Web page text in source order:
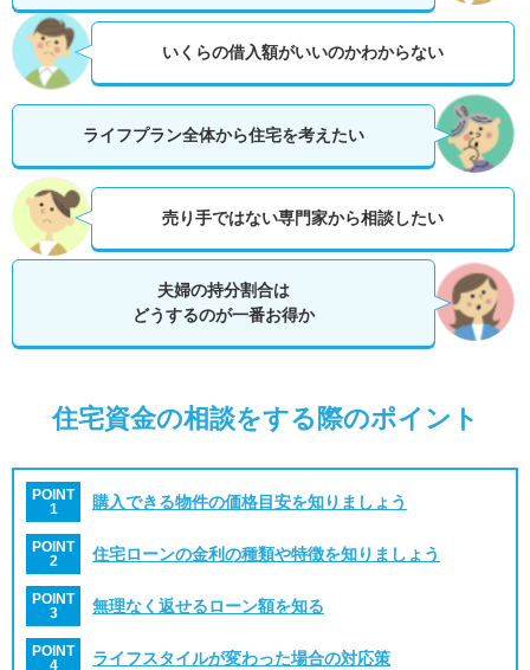
いくらの借入額がいいのかわからない
ライフプラン全体から住宅を考えたい
売り手ではない専門家から相談したい
夫婦の持分割合は
どうするのが一番お得か
住宅資金の相談をする際のポイント
POINT
1
購入できる物件の価格目安を知りましょう
POINT
2
住宅ローンの金利の種類や特徴を知りましょう
POINT
3
無理なく返せるローン額を知る
POINT
4
ライフスタイルが変わった場合の対応策